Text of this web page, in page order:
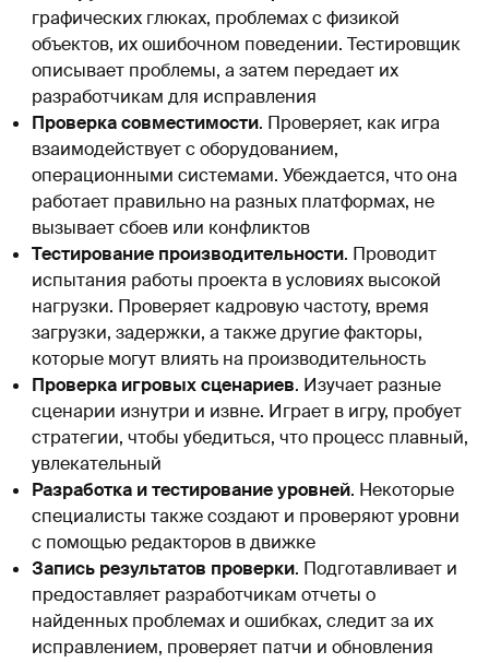
графических глюках, проблемах с физикой
объектов, их ошибочном поведении. Тестировщик
описывает проблемы, а затем передает их
разработчикам для исправления
Проверка совместимости. Проверяет, как игра
взаимодействует с оборудованием,
операционными системами. Убеждается, что она
работает правильно на разных платформах, не
вызывает сбоев или конфликтов
Тестирование производительности. Проводит
испытания работы проекта в условиях высокой
нагрузки. Проверяет кадровую частоту, время
загрузки, задержки, а также другие факторы,
которые могут влиять на производительность
Проверка игровых сценариев. Изучает разные
сценарии изнутри и извне. Играет в игру, пробует
стратегии, чтобы убедиться, что процесс плавный,
увлекательный
Разработка и тестирование уровней. Некоторые
специалисты также создают и проверяют уровни
с помощью редакторов в движке
Запись результатов проверки. Подготавливает и
предоставляет разработчикам отчеты о
найденных проблемах и ошибках, следит за их
исправлением, проверяет патчи и обновления